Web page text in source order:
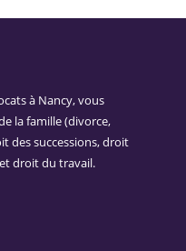
à Nancy, vous
la famille (divorce,
des successions, droit
droit du travail.